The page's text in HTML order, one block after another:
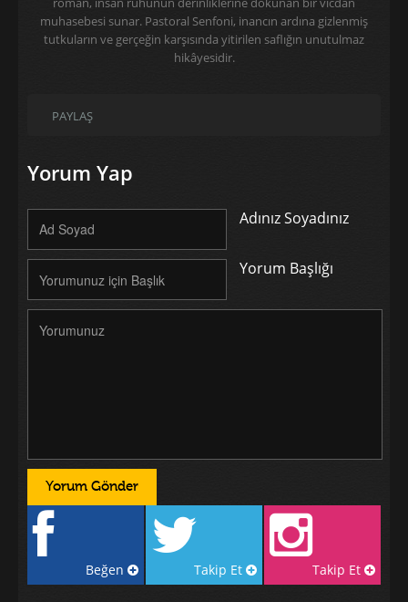
muhasebesi sunar. Pastoral Senfoni, inancın ardına gizlenmiş
tutkuların ve gerçeğin karşısında yitirilen saflığın unutulmaz
hikâyesidir.
PAYLAŞ
Yorum Yap
Adınız Soyadınız
Yorum Başlığı
Beğen Takip Et Takip Et